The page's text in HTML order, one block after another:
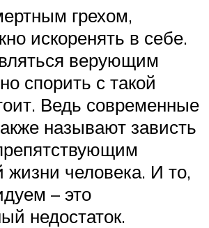
грехом,
искоренять в себе.
верующим
спорить с такой
Ведь современные
называют зависть
жизни человека. И то,
– это
недостаток.